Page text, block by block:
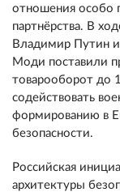
отношения особо
партнёрства. В
Владимир Путин
Моди поставили
товарооборот до
содействовать
формированию в
безопасности.
Российская
архитектуры